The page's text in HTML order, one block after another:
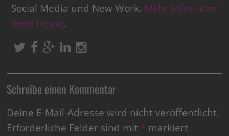
Social Media und New Work. Mehr Infos über
Gero Hesse.
Schreibe einen Kommentar
Deine E-Mail-Adresse wird nicht veröffentlicht.
Erforderliche Felder sind mit * markiert